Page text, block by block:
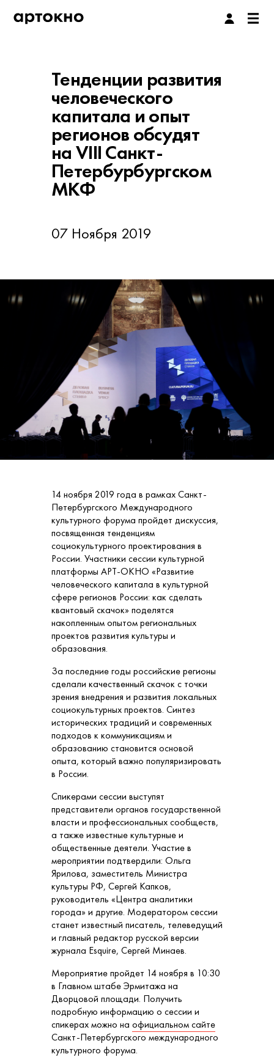
Тенденции развития
человеческого
капитала и опыт
регионов обсудят
на VIII Санкт-
Петербурбургском
МКФ
07 Ноября 2019
14 ноября 2019 года в рамках Санкт-
Петербургского Международного
культурного форума пройдет дискуссия,
посвященная тенденциям
социокультурного проектирования в
России. Участники сессии культурной
платформы АРТ-ОКНО «Развитие
человеческого капитала в культурной
сфере регионов России: как сделать
квантовый скачок» поделятся
накопленным опытом региональных
проектов развития культуры и
образования.
За последние годы российские регионы
сделали качественный скачок с точки
зрения внедрения и развития локальных
социокультурных проектов. Синтез
исторических традиций и современных
подходов к коммуникациям и
образованию становится основой
опыта, который важно популяризировать
в России.
Спикерами сессии выступят
представители органов государственной
власти и профессиональных сообществ,
а также известные культурные и
общественные деятели. Участие в
мероприятии подтвердили: Ольга
Ярилова, заместитель Министра
культуры РФ, Сергей Капков,
руководитель «Центра аналитики
города» и другие. Модератором сессии
станет известный писатель, телеведущий
и главный редактор русской версии
журнала Esquire, Сергей Минаев.
Мероприятие пройдет 14 ноября в 10:30
в Главном штабе Эрмитажа на
Дворцовой площади. Получить
подробную информацию о сессии и
спикерах можно на официальном сайте
Санкт-Петербургского международного
культурного форума.